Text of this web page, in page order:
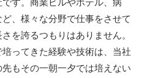
、様々な分野で仕事をさせて
を誇るつもりはありません。
ってきた経験や技術は、当社
もその一朝一夕では培えない